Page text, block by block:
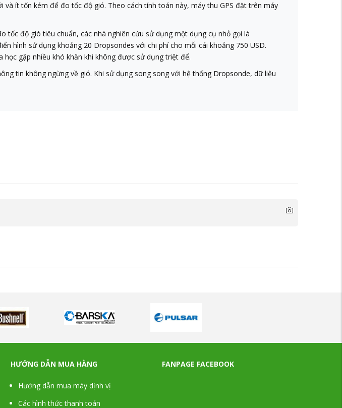
ít tốn kém để đo tốc độ gió. Theo cách tính toán này, máy thu GPS đặt trên máy
tốc độ gió tiêu chuẩn, các nhà nghiên cứu sử dụng một dụng cụ nhỏ gọi là
hình sử dụng khoảng 20 Dropsondes với chi phí cho mỗi cái khoảng 750 USD.
gặp nhiều khó khăn khi không được sử dụng triệt để.
tin không ngừng về gió. Khi sử dụng song song với hệ thống Dropsonde, dữ liệu
HƯỚNG DẪN MUA HÀNG
Hướng dẫn mua máy dịnh vị
Các hình thức thanh toán
FANPAGE FACEBOOK